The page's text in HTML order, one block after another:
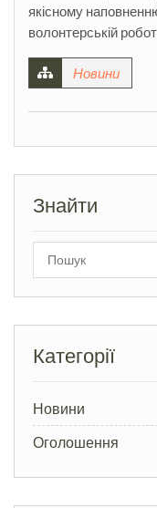
якісному
волонтерській
Новини
Знайти
Категорії
Новини
Оголошення